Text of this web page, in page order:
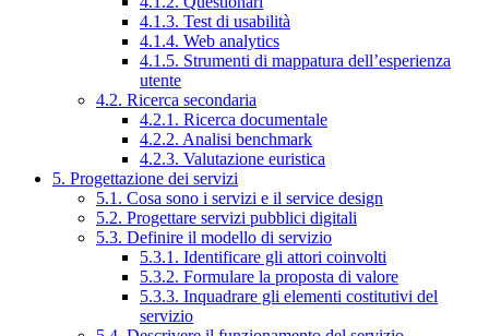
4.1.3. Test di usabilità
4.1.4. Web analytics
4.1.5. Strumenti di mappatura dell’esperienza
utente
4.2. Ricerca secondaria
4.2.1. Ricerca documentale
4.2.2. Analisi benchmark
4.2.3. Valutazione euristica
5. Progettazione dei servizi
5.1. Cosa sono i servizi e il service design
5.2. Progettare servizi pubblici digitali
5.3. Definire il modello di servizio
5.3.1. Identificare gli attori coinvolti
5.3.2. Formulare la proposta di valore
5.3.3. Inquadrare gli elementi costitutivi del
servizio